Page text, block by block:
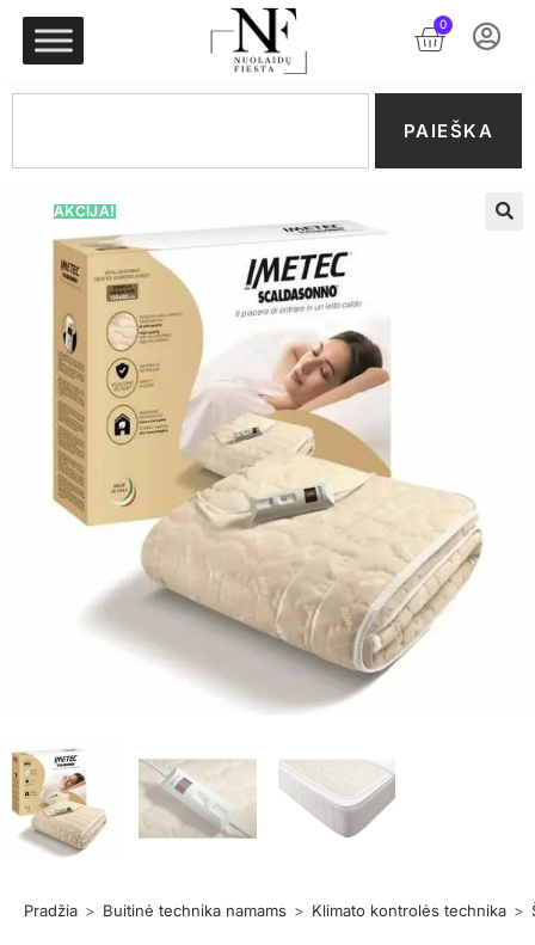
0
PAIEŠKA
AKCIJA!
Pradžia > Buitinė technika namams > Klimato kontrolės technika >